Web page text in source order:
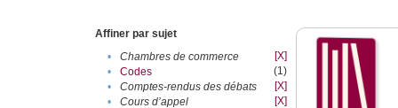
Affiner par sujet
•
Chambres de commerce
[X]
•
Codes
(1)
•
Comptes-rendus des débats
[X]
•
Cours d’appel
[X]